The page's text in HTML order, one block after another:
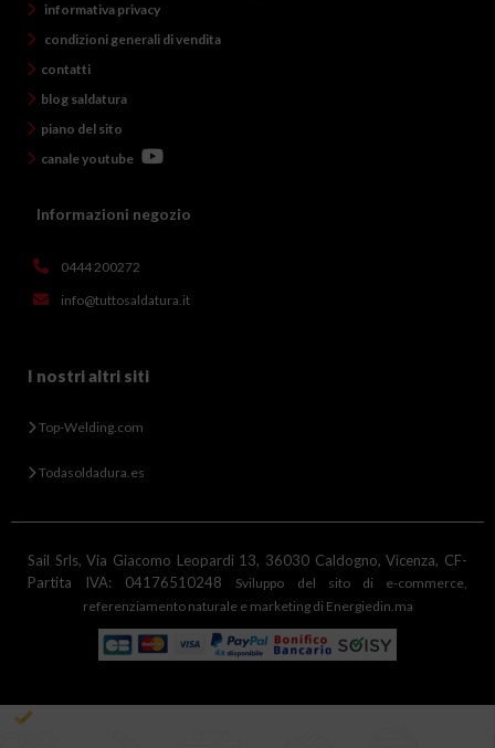
informativa privacy
condizioni generali di vendita
contatti
blog saldatura
piano del sito
canale youtube
Informazioni negozio
0444 200272
info@tuttosaldatura.it
I nostri altri siti
Top-Welding.com
Todasoldadura.es
Sail Srls, Via Giacomo Leopardi 13, 36030 Caldogno, Vicenza, CF-
Partita IVA: 04176510248 Sviluppo del sito di e-commerce,
referenziamento naturale e marketing di Energiedin.ma